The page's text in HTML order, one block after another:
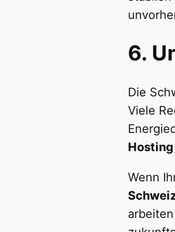
6.
Die
Viele
Wenn